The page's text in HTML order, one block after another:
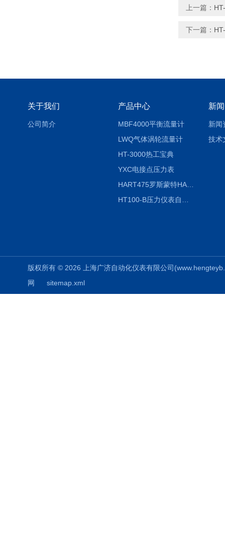
上一篇：
下一篇：
关于我们
公司简介
产品中心
MBF4000平衡流量计
LWQ气体涡轮流量计
HT-3000热工宝典
YXC电接点压力表
HART475罗斯蒙特HART475手操器
新
新闻
技术
版权所有 © 2026 上海广济自动化仪表有限公司
网
sitemap.xml